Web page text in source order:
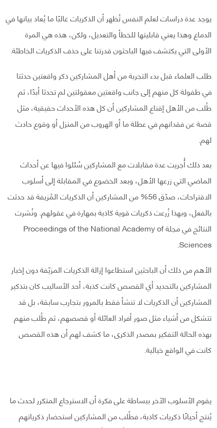
يوجد عدة دراسات لعلم النفس تُظهر أن الذكريات غالبًا ما يُعاد بيانها في
الدماغ وهذا يعني قابليتها للخطأ والتعديل، ولكن، هذه هي المرة
الأولى التي يكتشف فيها الباحثون قدرتنا على حذف الذكريات الخاطئة.
طلب العلماء قبل بدء التجربة من أهل المشاركين ذكر واقعتين حدثتا
في طفولة كل منهم إلى جانب واقعتين معقولتين لم تحدثا أبدًا، ثم
طُلب من الأهل إقناع المشاركين أن كل هذه الأحداث حقيقية، مثل
قصة عن فقدانهم في عطلة ما أو الهروب من المنزل أو وقوع حادث
لهم.
بعد ذلك أُجريت عدة مقابلات مع المشاركين سُئلوا فيها عن أحداث
الماضي التي زرعها الأهل، وبعد الخضوع في المقابلة إلى أسلوب
الاقتراحات، صدّق 56% من المشاركين أن الذكريات المُزيفة قد حدثت
بالفعل، وبهذا زُرعت ذكريات قوية كاذبة بمهارة في عقولهم. ونُشرت
النتائج في مجلة Proceedings of the National Academy of
Sciences.
الأهم من ذلك أن الباحثين استطاعوا إزالة الذكريات المزيّفة دون إخبار
المشاركين بالتحديد أي القصص كانت كذبة، أحد الأساليب كان بتذكير
المشاركين أن الذكريات لا تنشأ فقط بالمرور بتجارب سابقة، بل قد
تتشكل من أشياء مثل صور أفراد العائلة أو قصصهم، ثم طُلب منهم
بهذه الحالة التفكير بمصدر الذكرى، ما كشف لهم أن هذه القصص
كانت في الواقع خيالية.
يقوم الأسلوب الآخر ببساطة على فكرة أن الاسترجاع المتكرر لحدث ما
يُنتج أحيانًا ذكريات كاذبة، فطُلب من المشاركين استحضار ذكرياتهم